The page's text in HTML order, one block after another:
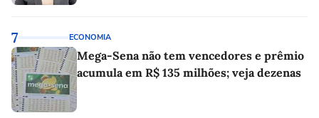
7 ECONOMIA
Mega-Sena não tem vencedores e prêmio
acumula em R$ 135 milhões; veja dezenas